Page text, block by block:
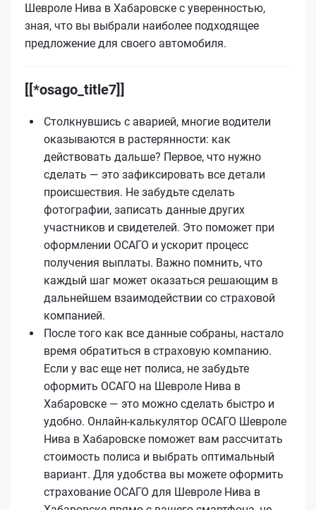
Шевроле Нива в Хабаровске с уверенностью,
зная, что вы выбрали наиболее подходящее
предложение для своего автомобиля.
[[*osago_title7]]
Столкнувшись с аварией, многие водители
оказываются в растерянности: как
действовать дальше? Первое, что нужно
сделать — это зафиксировать все детали
происшествия. Не забудьте сделать
фотографии, записать данные других
участников и свидетелей. Это поможет при
оформлении ОСАГО и ускорит процесс
получения выплаты. Важно помнить, что
каждый шаг может оказаться решающим в
дальнейшем взаимодействии со страховой
компанией.
После того как все данные собраны, настало
время обратиться в страховую компанию.
Если у вас еще нет полиса, не забудьте
оформить ОСАГО на Шевроле Нива в
Хабаровске — это можно сделать быстро и
удобно. Онлайн-калькулятор ОСАГО Шевроле
Нива в Хабаровске поможет вам рассчитать
стоимость полиса и выбрать оптимальный
вариант. Для удобства вы можете оформить
страхование ОСАГО для Шевроле Нива в